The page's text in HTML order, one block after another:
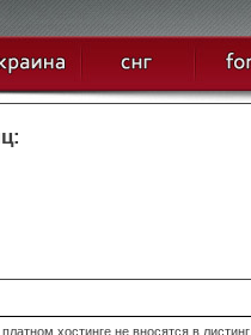
хостинге не вносятся в листинг.